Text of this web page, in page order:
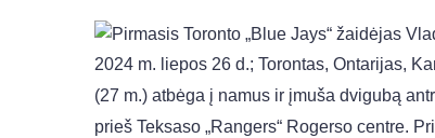
2024 m. liepos 26 d.; Torontas, Ontarijas,
(27 m.) atbėga į namus ir įmuša dvigubą
prieš Teksaso „Rangers“ Rogerso centre.